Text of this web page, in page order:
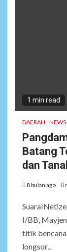
1 min read
DAERAH NEWS
Batang
dan
8 bulan ago
I/BB,
titik bencana
longsor...